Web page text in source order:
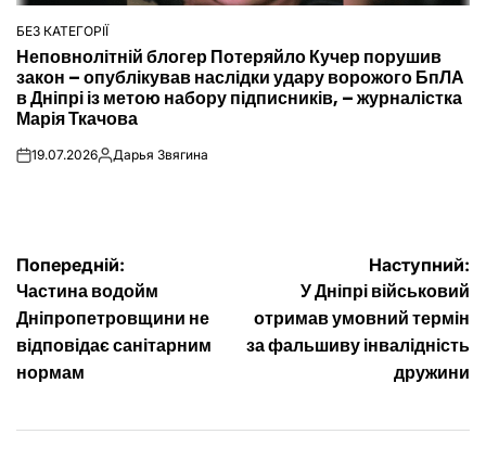
ОПУБЛІКУВАТИ
У
БЕЗ КАТЕГОРІЇ
Неповнолітній блогер Потеряйло Кучер порушив
закон – опублікував наслідки удару ворожого БпЛА
в Дніпрі із метою набору підписників, – журналістка
Марія Ткачова
on19.07.2026Опубліковано
Дарья Звягина
Навігація
записів
Попередній:
Частина водойм
Дніпропетровщини не
відповідає санітарним
нормам
Наступний:
У Дніпрі військовий
отримав умовний термін
за фальшиву інвалідність
дружини